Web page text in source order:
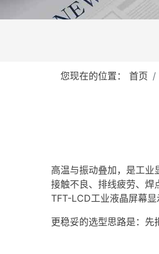
您现在的位置： 首页
高温与振动叠加，是工业
接触不良、排线疲劳、焊
TFT-LCD工业液晶屏幕显
更稳妥的选型思路是：先